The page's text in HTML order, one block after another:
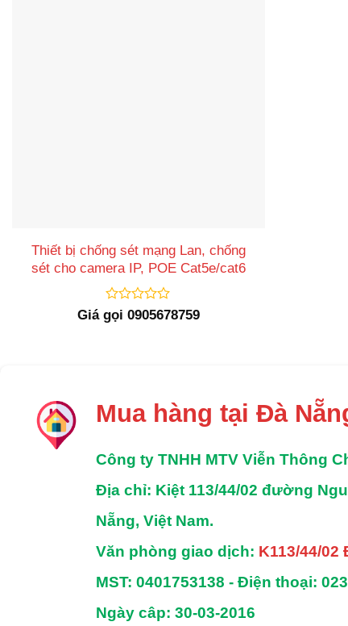
Thiết bị chống sét mạng Lan, chống
sét cho camera IP, POE Cat5e/cat6
Được
xếp
Giá gọi 0905678759
Mua hàng tại Đà
Công ty TNHH MTV Viễn Thông
Địa chỉ: Kiệt 113/44/02 đường
Nẵng, Việt Nam.
Văn phòng giao dịch: K113/44/02
MST: 0401753138 -Điện thoại:
Ngày câp: 30-03-2016